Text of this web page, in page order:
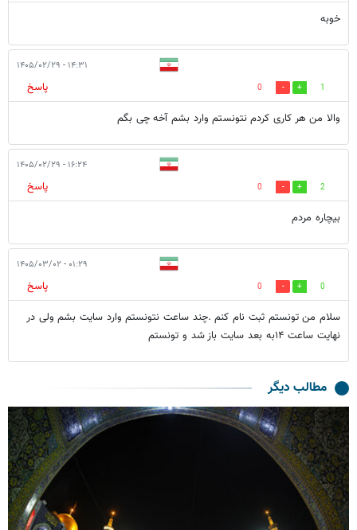
خوبه
۱۴:۳۱ - ۱۴۰۵/۰۲/۲۹
1
0
پاسخ
والا من هر کاری کردم نتونستم وارد بشم آخه چی بگم
۱۶:۲۴ - ۱۴۰۵/۰۲/۲۹
2
0
پاسخ
بیچاره مردم
۰۱:۲۹ - ۱۴۰۵/۰۳/۰۲
0
0
پاسخ
سلام من تونستم ثبت نام کنم .چند ساعت نتونستم وارد سایت بشم ولی در
نهایت ساعت ۱۴به بعد سایت باز شد و تونستم
مطالب دیگر